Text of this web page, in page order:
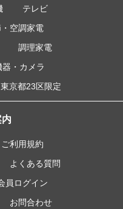
テレビ
空調家電
調理家電
器・カメラ
東京都23区限定
ご利用規約
よくある質問
員ログイン
お問合わせ